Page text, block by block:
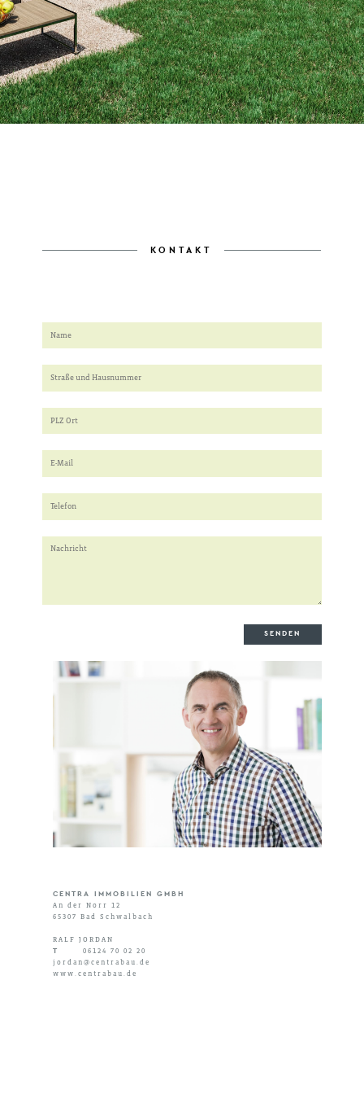
KONTAKT
CENTRA IMMOBILIEN GMBH
An der Norr 12
65307 Bad Schwalbach
RALF JORDAN
T
06124 70 02 20
jordan@centrabau.de
www.centrabau.de